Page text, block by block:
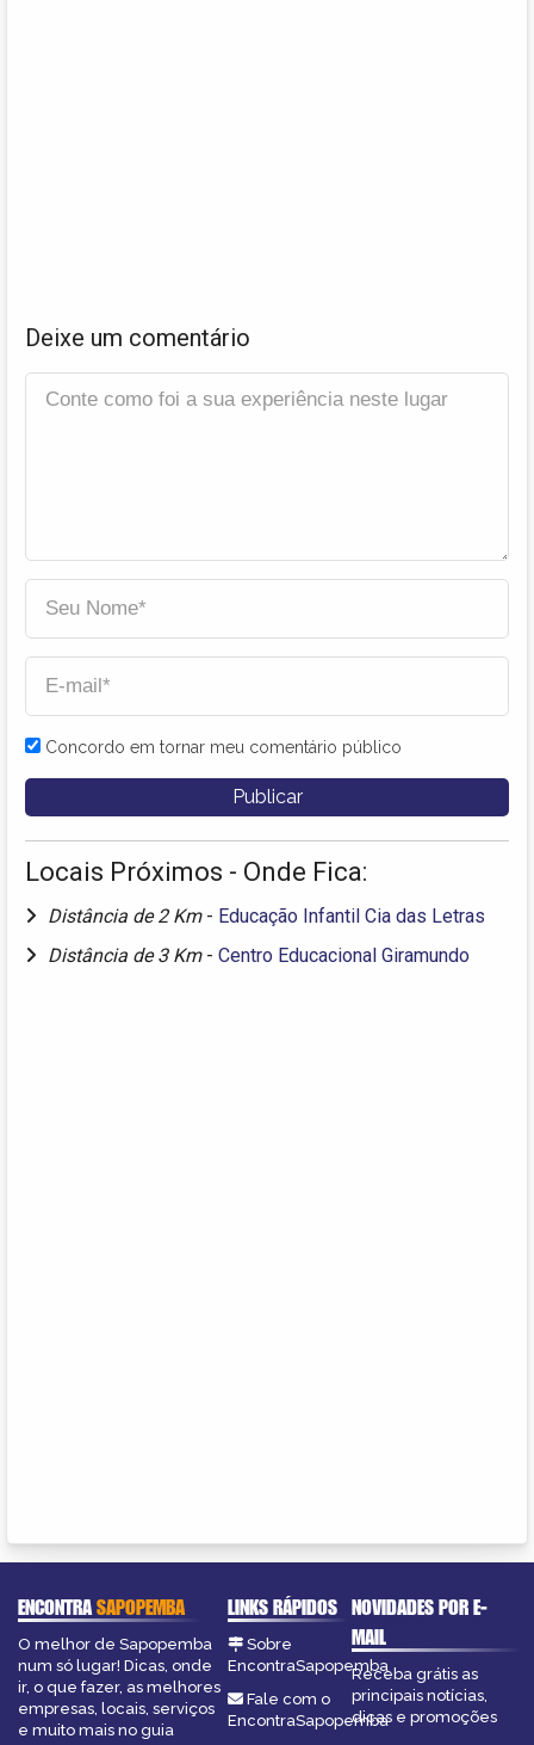
Deixe um comentário
Concordo em tornar meu comentário público
Locais Próximos - Onde Fica:
Distância de 2 Km - Educação Infantil Cia das Letras
Distância de 3 Km - Centro Educacional Giramundo
ENCONTRASAPOPEMBA
O melhor de Sapopemba
num só lugar! Dicas, onde
ir, o que fazer, as melhores
empresas, locais, serviços
e muito mais no guia
LINKS RÁPIDOS
Sobre
EncontraSapopemba
Fale com o
EncontraSapopemba
NOVIDADES POR E-
MAIL
Receba grátis as
principais notícias,
dicas e promoções